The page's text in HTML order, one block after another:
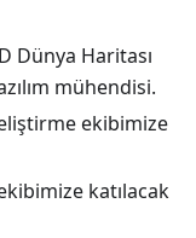
Dünya Haritası
mühendisi.
ekibimize
katılacak